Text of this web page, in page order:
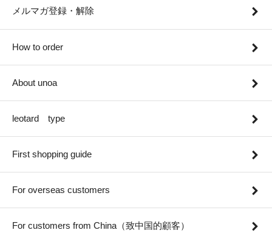
メルマガ登録・解除
How to order
About unoa
leotard type
First shopping guide
For overseas customers
For customers from China（致中国的顧客）